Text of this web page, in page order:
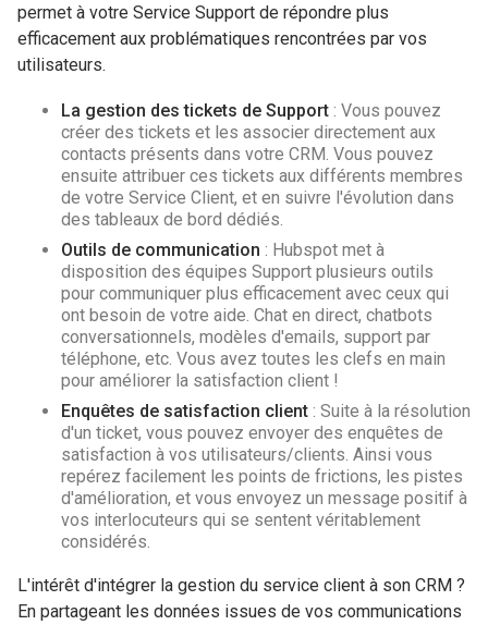
permet à votre Service Support de répondre plus
efficacement aux problématiques rencontrées par vos
utilisateurs.
La gestion des tickets de Support : Vous pouvez
créer des tickets et les associer directement aux
contacts présents dans votre CRM. Vous pouvez
ensuite attribuer ces tickets aux différents membres
de votre Service Client, et en suivre l'évolution dans
des tableaux de bord dédiés.
Outils de communication : Hubspot met à
disposition des équipes Support plusieurs outils
pour communiquer plus efficacement avec ceux qui
ont besoin de votre aide. Chat en direct, chatbots
conversationnels, modèles d'emails, support par
téléphone, etc. Vous avez toutes les clefs en main
pour améliorer la satisfaction client !
Enquêtes de satisfaction client : Suite à la résolution
d'un ticket, vous pouvez envoyer des enquêtes de
satisfaction à vos utilisateurs/clients. Ainsi vous
repérez facilement les points de frictions, les pistes
d'amélioration, et vous envoyez un message positif à
vos interlocuteurs qui se sentent véritablement
considérés.
L'intérêt d'intégrer la gestion du service client à son CRM ?
En partageant les données issues de vos communications